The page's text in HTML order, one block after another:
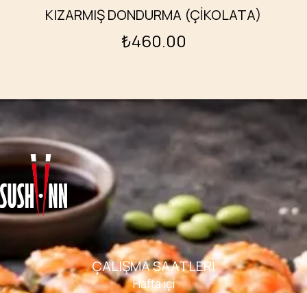
KIZARMIŞ DONDURMA (ÇİKOLATA)
₺460.00
ÇALIŞMA SAATLERI
Hafta içi